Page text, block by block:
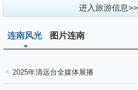
去旅行#稻田鱼文化季进入旅游信息>>
连南风光 图片连南
2025年清远台全媒体展播